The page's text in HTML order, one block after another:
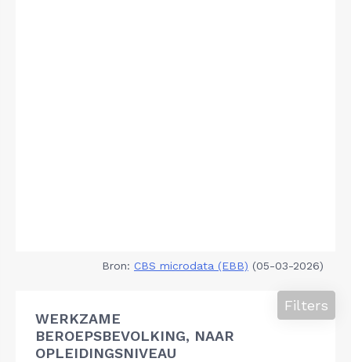
Bron: CBS microdata (EBB) (05-03-2026)
WERKZAME
BEROEPSBEVOLKING, NAAR
OPLEIDINGSNIVEAU
Filters